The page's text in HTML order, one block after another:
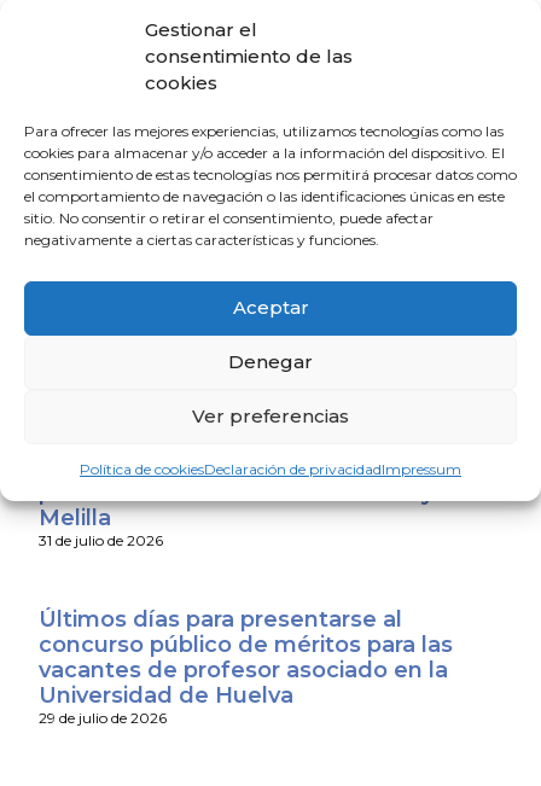
Gestionar el
consentimiento de las
cookies
Para ofrecer las mejores experiencias, utilizamos tecnologías como las
cookies para almacenar y/o acceder a la información del dispositivo. El
consentimiento de estas tecnologías nos permitirá procesar datos como
el comportamiento de navegación o las identificaciones únicas en este
sitio. No consentir o retirar el consentimiento, puede afectar
negativamente a ciertas características y funciones.
Aceptar
Denegar
Ver preferencias
Política de cookiesDeclaración de privacidadImpressum
El Colegio de Médicos de Huelva y
para promover una sociedad más
saludable y sostenible
4 de agosto de 2026
Junta y el Sindicato Médico Andaluz y
exige que se convierta en mejoras reales
para los médicos
Médicos expresa su apoyo a los
Melilla
31 de julio de 2026
Últimos días para presentarse al
concurso público de méritos para las
vacantes de profesor asociado en la
Universidad de Huelva
29 de julio de 2026